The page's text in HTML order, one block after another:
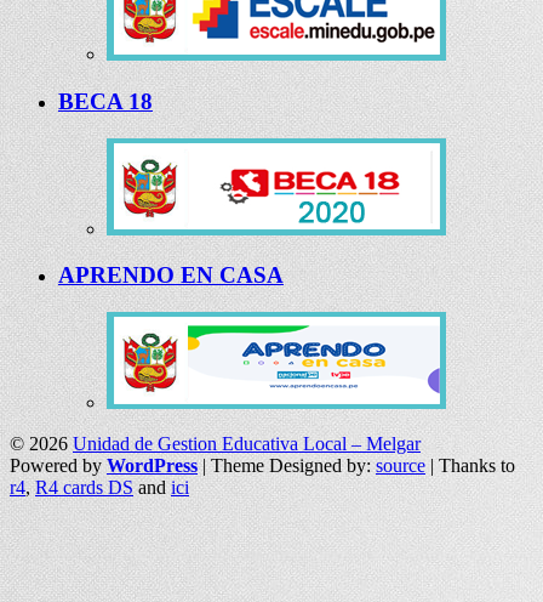
BECA 18
APRENDO EN CASA
© 2026Unidad de Gestion Educativa Local – Melgar
Powered by WordPress| Theme Designed by:source | Thanks to
r4,R4 cards DSand ici